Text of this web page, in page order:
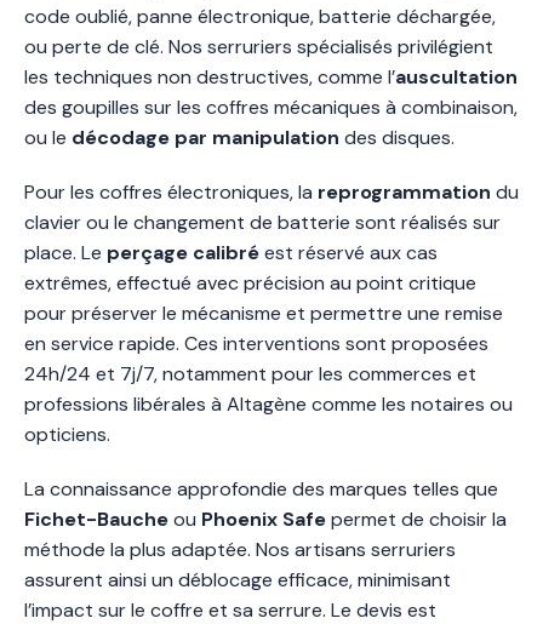
code oublié, panne électronique, batterie déchargée,
ou perte de clé. Nos serruriers spécialisés privilégient
les techniques non destructives, comme l’auscultation
des goupilles sur les coffres mécaniques à combinaison,
ou le décodage par manipulation des disques.
Pour les coffres électroniques, la reprogrammation du
clavier ou le changement de batterie sont réalisés sur
place. Le perçage calibréest réservé aux cas
extrêmes, effectué avec précision au point critique
pour préserver le mécanisme et permettre une remise
en service rapide. Ces interventions sont proposées
24h/24 et 7j/7, notamment pour les commerces et
professions libérales à Altagène comme les notaires ou
opticiens.
La connaissance approfondie des marques telles que
Fichet-Baucheou Phoenix Safepermet de choisir la
méthode la plus adaptée. Nos artisans serruriers
assurent ainsi un déblocage efficace, minimisant
l’impact sur le coffre et sa serrure. Le devis est